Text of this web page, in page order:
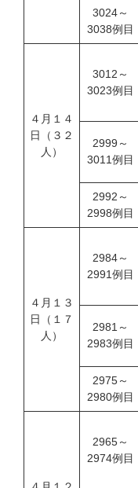
3024～
3038例目
４月１４
日（３２
人）
3012～
3023例目
2999～
3011例目
2992～
2998例目
４月１３
日（１７
人）
2984～
2991例目
2981～
2983例目
2975～
2980例目
2965～
2974例目